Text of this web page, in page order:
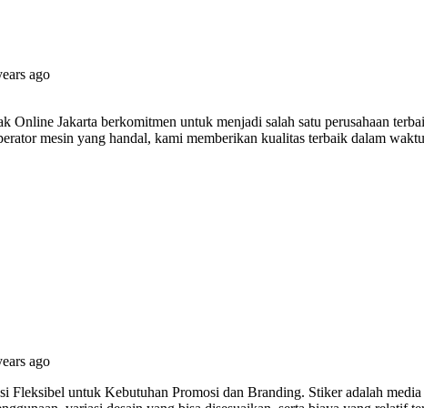
ago
Online Jakarta berkomitmen untuk menjadi salah satu perusahaan
mesin yang handal, kami memberikan kualitas terbaik dalam
ago
Fleksibel untuk Kebutuhan Promosi dan Branding. Stiker adalah